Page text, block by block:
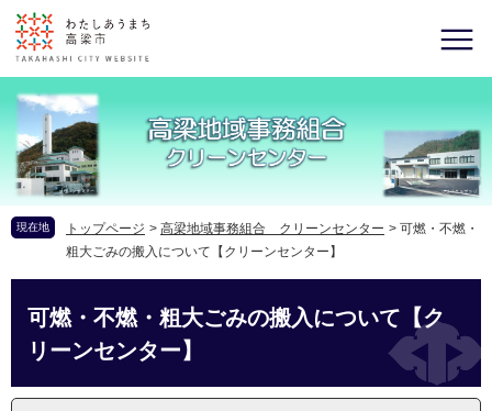
現在地 トップページ > 高梁地域事務組合 クリーンセンター > 可燃・不燃・
粗大ごみの搬入について【クリーンセンター】
可燃・不燃・粗大ごみの搬入について【ク
リーンセンター】